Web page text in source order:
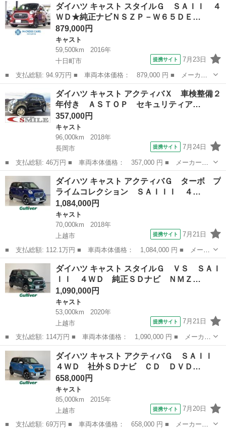
バＸ 車検整備２年付き ＡＳＴＯＰ セキュリティアラーム ナ
ビ 横滑防止装置 ...
ダイハツ キャスト スタイルＧ ＳＡＩＩ ４
ＷＤ★純正ナビＮＳＺＰ－Ｗ６５ＤＥ…
879,000円
キャスト
59,500km
2016年
十日町市
提携サイト 7月23日
■ 支払総額: 94.9万円 ■ 車両本体価格： 879,000 円 ■ メーカー
名： ダイハツ ■ 車種名： キャスト ■ グレード名： スタイル
Ｇ ＳＡＩＩ ４ＷＤ★純正ナビＮＳＺＰ－Ｗ６５ＤＥ★フルセグＴ
Ｖ★Ｂｌｕｅ...
十日町市 キャスト
ダイハツ キャスト アクティバＸ 車検整備２
年付き ＡＳＴＯＰ セキュリティア…
357,000円
キャスト
96,000km
2018年
長岡市
提携サイト 7月24日
■ 支払総額: 46万円 ■ 車両本体価格： 357,000 円 ■ メーカー
名： ダイハツ ■ 車種名： キャスト ■ グレード名： アクティ
バＸ 車検整備２年付き ＡＳＴＯＰ セキュリティアラーム ナ
ビ 横滑防止装置 ...
新潟 長岡市 キャスト
ダイハツ キャスト アクティバＧ ターボ プ
ライムコレクション ＳＡＩＩＩ ４…
1,084,000円
キャスト
70,000km
2018年
上越市
提携サイト 7月21日
■ 支払総額: 112.1万円 ■ 車両本体価格： 1,084,000 円 ■ メーカ
ー名： ダイハツ ■ 車種名： キャスト ■ グレード名： アクテ
ィバＧ ターボ プライムコレクション ＳＡＩＩＩ ４ＷＤ 純正
ＳＤナビ...
新潟 上越市 キャスト
ダイハツ キャスト スタイルＧ ＶＳ ＳＡＩ
ＩＩ ４ＷＤ 純正ＳＤナビ ＮＭＺ…
1,090,000円
キャスト
53,000km
2020年
上越市
提携サイト 7月21日
■ 支払総額: 114万円 ■ 車両本体価格： 1,090,000 円 ■ メーカー
名： ダイハツ ■ 車種名： キャスト ■ グレード名： スタイル
Ｇ ＶＳ ＳＡＩＩＩ ４ＷＤ 純正ＳＤナビ ＮＭＺＫ－Ｗ７１
Ｄ ＣＤ Ｄ...
新潟 上越市 キャスト
ダイハツ キャスト アクティバＧ ＳＡＩＩ
４ＷＤ 社外ＳＤナビ ＣＤ ＤＶＤ…
658,000円
キャスト
85,000km
2015年
上越市
提携サイト 7月20日
■ 支払総額: 69万円 ■ 車両本体価格： 658,000 円 ■ メーカー